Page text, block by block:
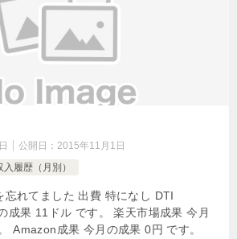
公開日： 2015年11月1日
入履歴（月別）
忘れてました 出費 特になし DTI
成果 11ドル です。 楽天市場成果 今月
Amazon成果 今月の成果 0円 です。